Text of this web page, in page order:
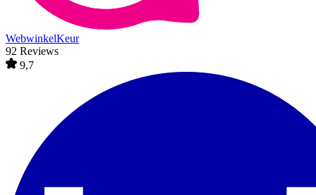
WebwinkelKeur
92 Reviews
9,7